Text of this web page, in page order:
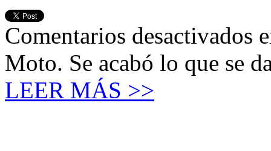
Comentarios desactivados
Moto. Se acabó lo que se
LEER MÁS >>